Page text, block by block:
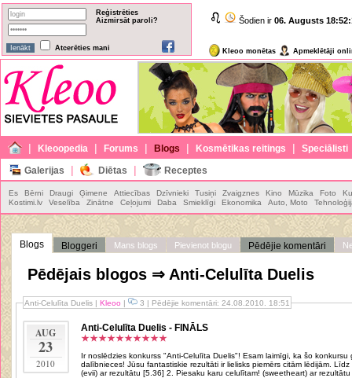
Reģistrēties
Aizmirsāt paroli?
Atcerēties mani
Šodien ir 06. Augusts
Kleoo monētas Apmeklētāji
| Kleoopedia | Forums | Blogs | Kosmētikas reitings | Speciālisti
Galerijas | Diētas | Receptes
Es Bērni Draugi Ģimene Attiecības Dzīvnieki Tusiņi Zvaigznes Kino Mūzika Foto
Kostimi.lv
Veselība Zinātne Ceļojumi Daba Smieklīgi Ekonomika Auto, Moto
Blogs Bloggeri Mans blogs Pievienot blogu Pēdējie komentāri
Pēdējais blogos ⇒ Anti-Celulīta Duelis
Anti-Celulīta Duelis| Kleoo | 3 | Pēdējie komentāri: 24.08.2010. 18:51
AUG
23
2010
Anti-Celulīta Duelis - FINĀLS
Ir noslēdzies konkurss "Anti-Celulīta Duelis"! Esam laimīgi, ka šo
dalībnieces! Jūsu fantastiskie rezultāti ir lielisks piemērs citām lēdijām. Līdz finālam nonāca: 1. Nu ko, pacinisimies?!
(evii) ar rezultātu [5.36] 2. Piesaku karu celulītam! (sweetheart) ar